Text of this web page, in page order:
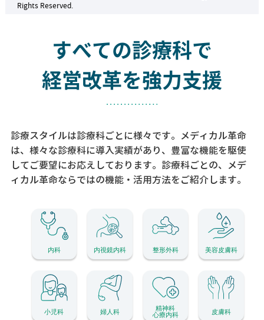
Rights Reserved.
すべての診療科で
経営改革を強力支援
診療スタイルは診療科ごとに様々です。メディカル革命
は、様々な診療科に導入実績があり、 豊富な機能を駆使
してご要望にお応えしております。 診療科ごとの、メデ
ィカル革命ならではの機能・活用方法をご紹介します。
内科 内視鏡内科 整形外科 美容皮膚科
小児科 婦人科 精神科
心療内科 皮膚科